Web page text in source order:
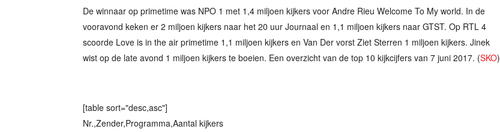
De winnaar op primetime was NPO 1 met 1,4 miljoen kijkers voor Andre Rieu Welcome To My world. In de
vooravond keken er 2 miljoen kijkers naar het 20 uur Journaal en 1,1 miljoen kijkers naar GTST. Op RTL 4
scoorde Love is in the air primetime 1,1 miljoen kijkers en Van Der vorst Ziet Sterren 1 miljoen kijkers. Jinek
wist op de late avond 1 miljoen kijkers te boeien. Een overzicht van de top 10 kijkcijfers van 7 juni 2017. (SKO)
[table sort="desc,asc"]
Nr.,Zender,Programma,Aantal kijkers